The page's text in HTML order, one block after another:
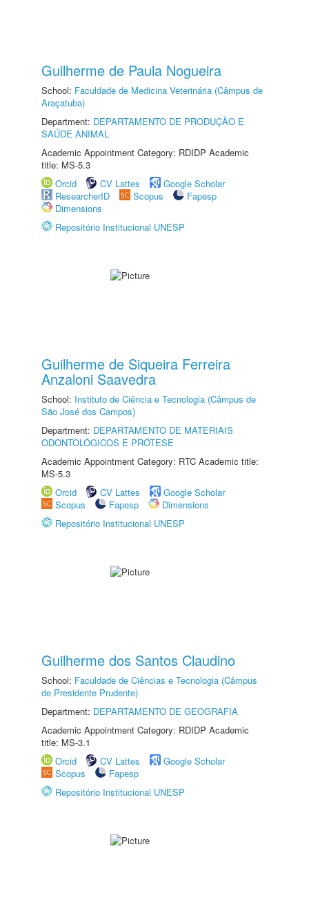
Guilherme de Paula Nogueira
School: Faculdade de Medicina Veterinária (Câmpus de
Araçatuba)
Department: DEPARTAMENTO DE PRODUÇÃO E
SAÚDE ANIMAL
Academic Appointment Category: RDIDP Academic
title: MS-5.3
Orcid
CV Lattes
Google Scholar
ResearcherID
Scopus
Fapesp
Dimensions
Repositório Institucional UNESP
Guilherme de Siqueira Ferreira
Anzaloni Saavedra
School: Instituto de Ciência e Tecnologia (Câmpus de
São José dos Campos)
Department: DEPARTAMENTO DE MATERIAIS
ODONTOLÓGICOS E PRÓTESE
Academic Appointment Category: RTC Academic title:
MS-5.3
Orcid
CV Lattes
Google Scholar
Scopus
Fapesp
Dimensions
Repositório Institucional UNESP
Guilherme dos Santos Claudino
School: Faculdade de Ciências e Tecnologia (Câmpus
de Presidente Prudente)
Department: DEPARTAMENTO DE GEOGRAFIA
Academic Appointment Category: RDIDP Academic
title: MS-3.1
Orcid
CV Lattes
Google Scholar
Scopus
Fapesp
Repositório Institucional UNESP